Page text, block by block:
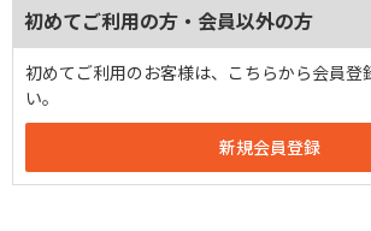
初めてご利用の方・会員以外の方
初めてご利用のお客様は、こちらから会員登
い。